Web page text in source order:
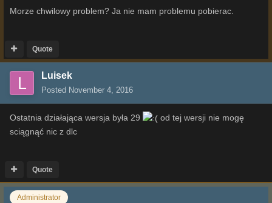
Morze chwilowy problem? Ja nie mam problemu pobierac.
Quote
Luisek
Posted November 4, 2016
Ostatnia działająca wersja była 29
od tej wersji nie mogę
sciągnąć nic z dlc
Quote
Administrator